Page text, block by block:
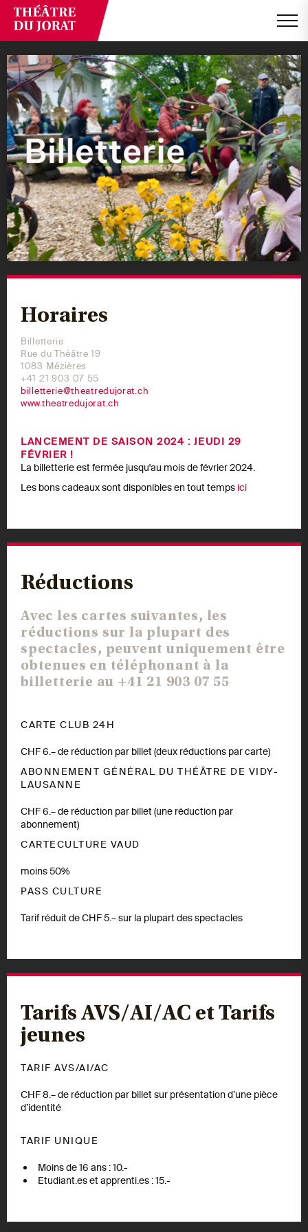
Horaires
Billetterie
Rue du Théâtre 19
1083 Mézières
+41 21 903 07 55
billetterie@theatredujorat.ch
www.theatredujorat.ch
LANCEMENT DE SAISON 2024 : JEUDI 29
FÉVRIER !
La billetterie est fermée jusqu'au mois de février 2024.
Les bons cadeaux sont disponibles en tout temps ici
Réductions
Avec les cartes suivantes, les
réductions sur la plupart des
spectacles, peuvent uniquement être
obtenues en téléphonant à la
billetterie au +41 21 903 07 55
CARTE CLUB 24H
CHF 6.– de réduction par billet (deux réductions par carte)
ABONNEMENT GÉNÉRAL DU THÉÂTRE DE VIDY-
LAUSANNE
CHF 6.– de réduction par billet (une réduction par
abonnement)
CARTECULTURE VAUD
moins 50%
PASS CULTURE
Tarif réduit de CHF 5.– sur la plupart des spectacles
Tarifs AVS/AI/AC et Tarifs
jeunes
TARIF AVS/AI/AC
CHF 8.– de réduction par billet sur présentation d’une pièce
d’identité
TARIF UNIQUE
Moins de 16 ans : 10.-
Etudiant.es et apprenti.es : 15.-